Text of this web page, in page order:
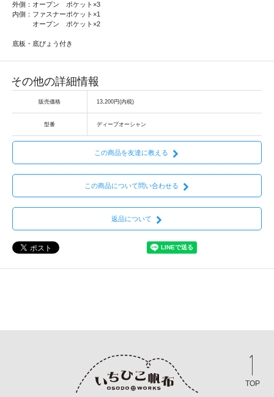
外側：オープン ポケット×3
内側：ファスナーポケット×1
オープン ポケット×2
底板・底びょう付き
その他の詳細情報
販売価格 13,200円(内税)
型番 ディープオーシャン
この商品を友達に教える
この商品について問い合わせる
返品について
TOP